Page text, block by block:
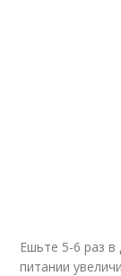
Ешьте 5-6 раз
питании